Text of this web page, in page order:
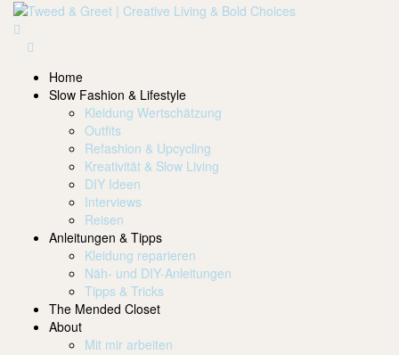
Home
Slow Fashion & Lifestyle
Kleidung Wertschätzung
Outfits
Refashion & Upcycling
Kreativität & Slow Living
DIY Ideen
Interviews
Reisen
Anleitungen & Tipps
Kleidung reparieren
Näh- und DIY-Anleitungen
Tipps & Tricks
The Mended Closet
About
Mit mir arbeiten